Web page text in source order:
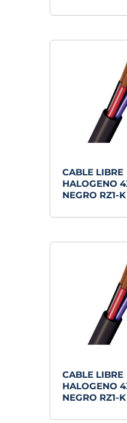
CABLE LIBRE
HALOGENO
NEGRO RZ1-K
CABLE LIBRE
HALOGENO
NEGRO RZ1-K